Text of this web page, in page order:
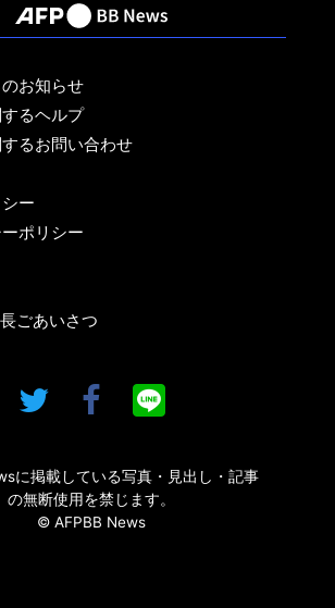
お知らせ
るヘルプ
るお問い合わせ
ー
ポリシー
ごあいさつ
に掲載している写真・見出し・記事
の無断使用を禁じます。
© AFPBB News